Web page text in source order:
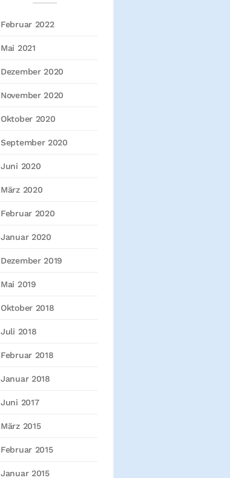
Februar 2022
Mai 2021
Dezember 2020
November 2020
Oktober 2020
September 2020
Juni 2020
März 2020
Februar 2020
Januar 2020
Dezember 2019
Mai 2019
Oktober 2018
Juli 2018
Februar 2018
Januar 2018
Juni 2017
März 2015
Februar 2015
Januar 2015